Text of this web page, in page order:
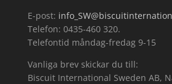
E-post:
Telefon: 0435-460 320.
Telefontid måndag-fredag 9-15
Vanliga brev skickar du till:
Biscuit International Sweden AB,